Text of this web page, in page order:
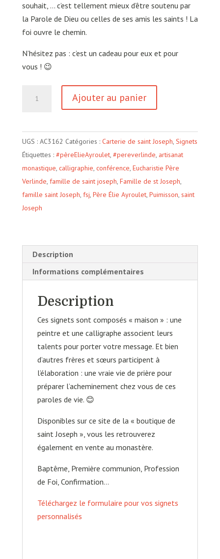
souhait, … c’est tellement mieux d’être soutenu par
la Parole de Dieu ou celles de ses amis les saints ! La
foi ouvre le chemin.
N’hésitez pas : c’est un cadeau pour eux et pour
vous ! 😉
les
invités
au
repas
des
noces
de
Ajouter au panier
UGS : AC3162 Catégories : Carterie de saint Joseph, Signets
Étiquettes : #pèreElieAyroulet, #pereverlinde, artisanat
monastique, calligraphie, conférence, Eucharistie Père
Verlinde, famille de saint joseph, Famille de st Joseph,
famille saint Joseph, fsj, Père Élie Ayroulet, Puimisson, saint
Joseph
Description
Informations complémentaires
Description
Ces signets sont composés « maison » : une
peintre et une calligraphe associent leurs
talents pour porter votre message. Et bien
d’autres frères et sœurs participent à
l’élaboration : une vraie vie de prière pour
préparer l’acheminement chez vous de ces
paroles de vie. 😊
Disponibles sur ce site de la « boutique de
saint Joseph », vous les retrouverez
également en vente au monastère.
Baptême, Première communion, Profession
de Foi, Confirmation…
Téléchargez le formulaire pour vos signets
personnalisés